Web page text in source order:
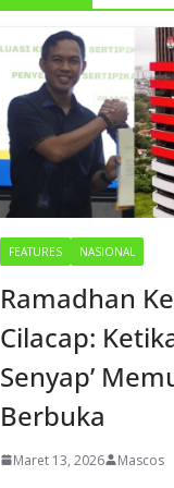
FEATURES NASIONAL
Ramadhan
Cilacap:
Senyap’
Berbuka
Maret 13, 2026 Mascos